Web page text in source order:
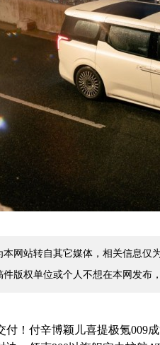
网站转自其它媒体，相关信息仅
版权单位或个人不想在本网发布
付！付辛博颖儿喜提极氪009